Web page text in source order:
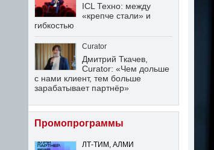
ICL Техно: между
«крепче стали» и
гибкостью
Curator
Дмитрий Ткачев,
Curator: «Чем дольше
с нами клиент, тем больше
зарабатывает партнёр»
Промопрограммы
ЛТ-ТИМ, АЛМИ